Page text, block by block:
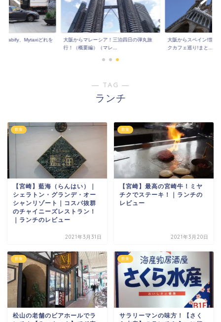
Cabify、Mytaxiどれを
大阪からマレーシア！三泊四日の弾丸旅
行！（概要編）（マレ...
大阪からスペイン!世界
クカフェ巡り!まと...
― TAG ―
ランチ
飲食
【宮崎】藍海（らんはい）｜
シェラトン・グランデ・オー
シャンリゾート｜コスパ抜群
のチャイニーズレストラン！
｜ランチのレビュー
2021年3月31日
飲食
【宮崎】最高の宮崎牛！ミヤ
チクでステーキ！｜ランチの
レビュー
2021年3月20日
飲食
松山の老舗のビアホールでラ
飲食
サラリーマンの味方！【さく